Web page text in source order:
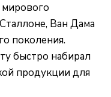
Ван Дама
поколения.
быстро набирал
продукции для